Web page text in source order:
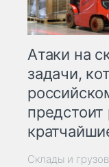
Атаки на
задачи,
Склады и